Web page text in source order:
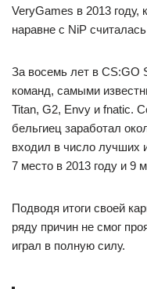
VeryGames в 2013 году,
наравне с NiP
За восемь лет в CS:GO
команд, самыми
Titan, G2, Envy и fnatic.
бельгиец заработал
входил в число лучших
7 место в 2013 году и 9
Подводя итоги своей
ряду причин не смог
играл в полную силу.